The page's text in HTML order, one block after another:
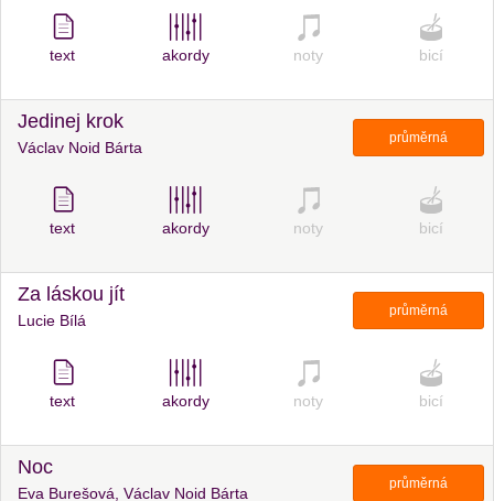
text akordy noty bicí
Jedinej krok
Václav Noid Bárta
průměrná
text akordy noty bicí
Za láskou jít
Lucie Bílá
průměrná
text akordy noty bicí
Noc
Eva Burešová, Václav Noid Bárta
průměrná